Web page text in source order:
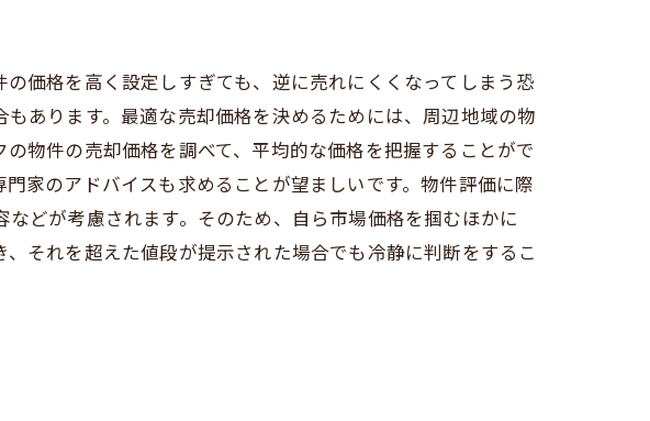
価格を高く設定しすぎても、逆に売れにくくなってしまう恐
あります。最適な売却価格を決めるためには、周辺地域の物
物件の売却価格を調べて、平均的な価格を把握することがで
家のアドバイスも求めることが望ましいです。物件評価に際
どが考慮されます。そのため、自ら市場価格を掴むほかに
それを超えた値段が提示された場合でも冷静に判断をするこ